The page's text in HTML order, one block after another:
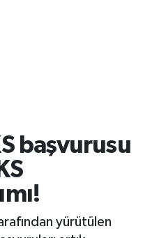
başvurusu
yürütülen